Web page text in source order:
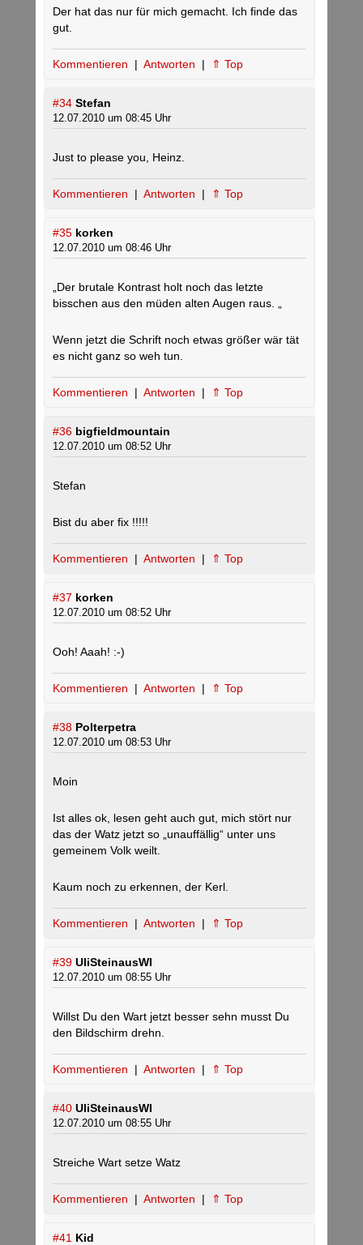
Der hat das nur für mich gemacht. Ich finde das
gut.
Kommentieren | Antworten | ⇑ Top
#34 Stefan
12.07.2010 um 08:45 Uhr
Just to please you, Heinz.
Kommentieren | Antworten | ⇑ Top
#35 korken
12.07.2010 um 08:46 Uhr
„Der brutale Kontrast holt noch das letzte
bisschen aus den müden alten Augen raus. „
Wenn jetzt die Schrift noch etwas größer wär tät
es nicht ganz so weh tun.
Kommentieren | Antworten | ⇑ Top
#36 bigfieldmountain
12.07.2010 um 08:52 Uhr
Stefan
Bist du aber fix !!!!!
Kommentieren | Antworten | ⇑ Top
#37 korken
12.07.2010 um 08:52 Uhr
Ooh! Aaah! :-)
Kommentieren | Antworten | ⇑ Top
#38 Polterpetra
12.07.2010 um 08:53 Uhr
Moin
Ist alles ok, lesen geht auch gut, mich stört nur
das der Watz jetzt so „unauffällig“ unter uns
gemeinem Volk weilt.
Kaum noch zu erkennen, der Kerl.
Kommentieren | Antworten | ⇑ Top
#39 UliSteinausWI
12.07.2010 um 08:55 Uhr
Willst Du den Wart jetzt besser sehn musst Du
den Bildschirm drehn.
Kommentieren | Antworten | ⇑ Top
#40 UliSteinausWI
12.07.2010 um 08:55 Uhr
Streiche Wart setze Watz
Kommentieren | Antworten | ⇑ Top
#41 Kid